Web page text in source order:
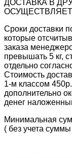
ДОСТАВКА В
Сроки доставки
которые
заказа
превышать 5 кг,
отдельно
Стоимость
1-м классом
дополнительно
денег
Минимальная
( без учета